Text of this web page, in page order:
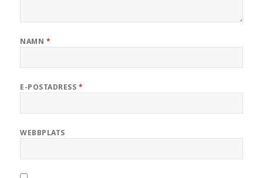
NAMN *
E-POSTADRESS *
WEBBPLATS